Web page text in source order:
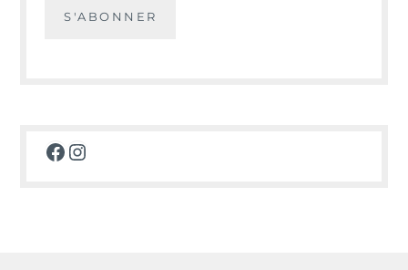
Facebook
Instagram